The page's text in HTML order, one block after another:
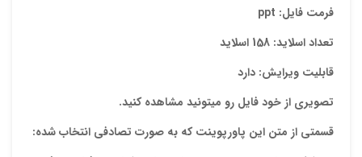
فرمت فایل: ppt
تعداد اسلاید: 158 اسلاید
قابلیت ویرایش: دارد
تصویری از خود فایل رو میتونید مشاهده کنید.
قسمتی از متن این پاورپوینت که به صورت تصادفی انتخاب شده: